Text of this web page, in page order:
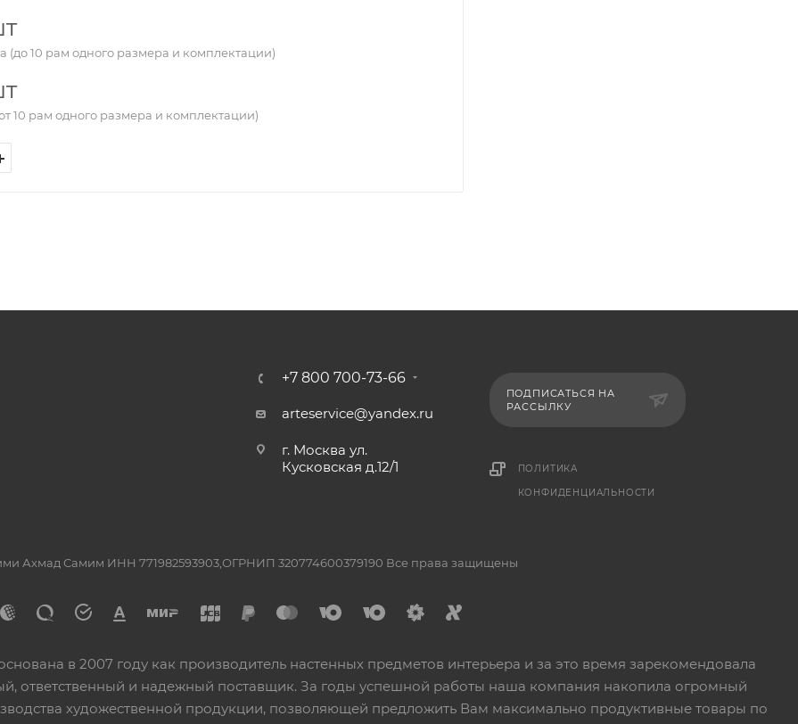
(до 10 рам одного размера и комплектации)
10 рам одного размера и комплектации)
+7 800 700-73-66
arteservice@yandex.ru
г. Москва ул.
Кусковская д.12/1
ПОДПИСАТЬСЯ НА
РАССЫЛКУ
ПОЛИТИКА
КОНФИДЕНЦИАЛЬНОСТИ
Ахмад Самим ИНН 771982593903,ОГРНИП 320774600379190 Все права защищены
в 2007 году как производитель настенных предметов интерьера и за это время зарекомендовала
ответственный и надежный поставщик. За годы успешной работы наша компания накопила огромный
художественной продукции, позволяющей предложить Вам максимально продуктивные товары по